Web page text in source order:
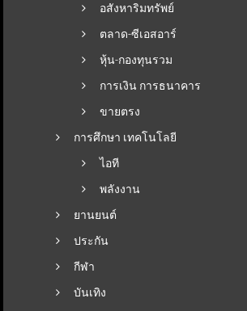
อสังหาริมทรัพย์
ตลาด-ซีเอสอาร์
หุ้น-กองทุนรวม
การเงิน การธนาคาร
ขายตรง
การศึกษา เทคโนโลยี
ไอที
พลังงาน
ยานยนต์
ประกัน
กีฬา
บันเทิง